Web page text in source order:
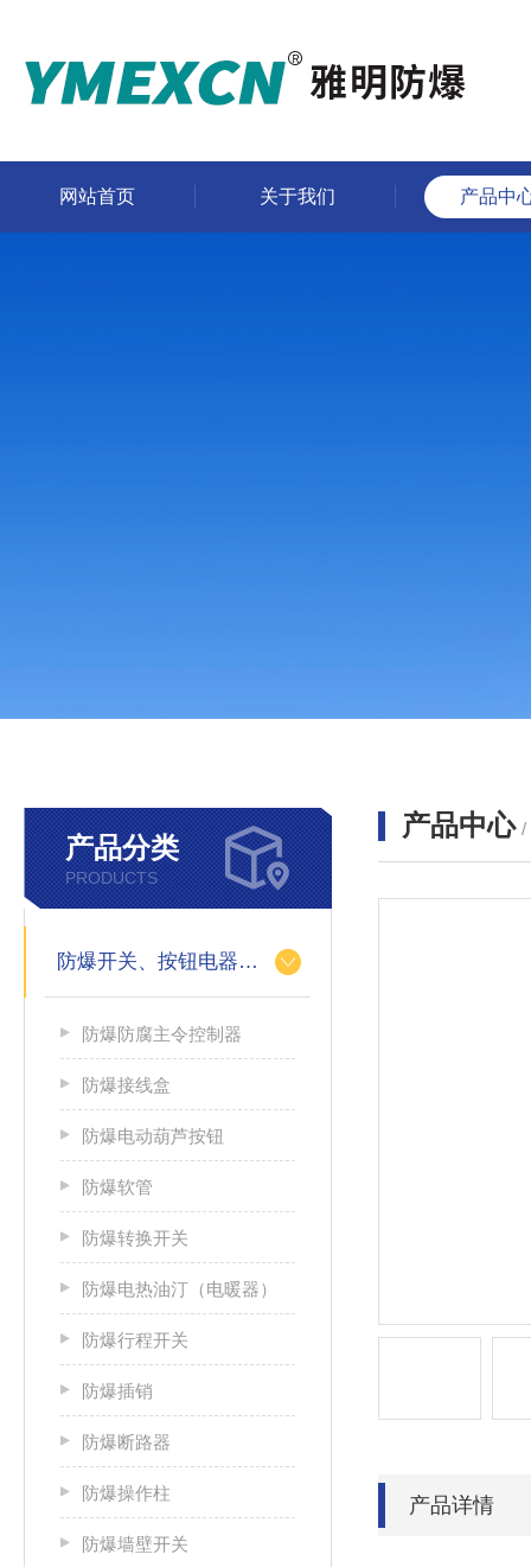
网站首页 关于我们 产品中
产品分类
PRODUCTS
防爆开关、按钮电器系列
防爆防腐主令控制器
防爆接线盒
防爆电动葫芦按钮
防爆软管
防爆转换开关
防爆电热油汀（电暖器）
防爆行程开关
防爆插销
防爆断路器
防爆操作柱
防爆墙壁开关
产品中心 /
产品详情